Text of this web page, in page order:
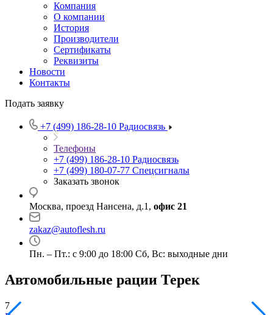
Компания
О компании
История
Производители
Сертификаты
Реквизиты
Новости
Контакты
Подать заявку
+7 (499) 186-28-10 Радиосвязь
Телефоны
+7 (499) 186-28-10 Радиосвязь
+7 (499) 180-07-77 Спецсигналы
Заказать звонок
Москва, проезд Нансена, д.1, офис 21
zakaz@autoflesh.ru
Пн. – Пт.: с 9:00 до 18:00 Cб, Вс: выходные дни
Автомобильные рации Терек
7